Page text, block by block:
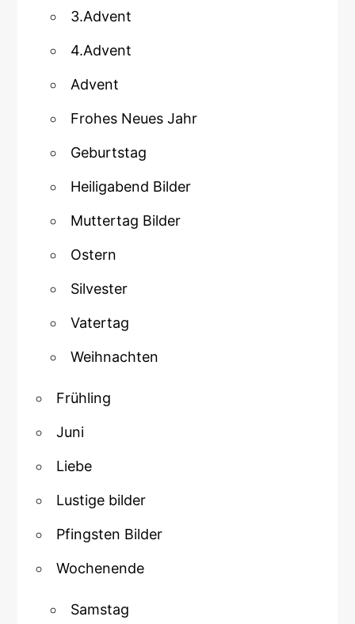
3.Advent
4.Advent
Advent
Frohes Neues Jahr
Geburtstag
Heiligabend Bilder
Muttertag Bilder
Ostern
Silvester
Vatertag
Weihnachten
Frühling
Juni
Liebe
Lustige bilder
Pfingsten Bilder
Wochenende
Samstag